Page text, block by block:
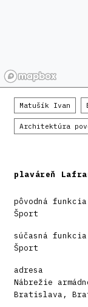
Matušík Ivan
Architektúra
plaváreň
pôvodná funkcia
Šport
súčasná funkcia
Šport
adresa
Nábrežie
Bratislava,